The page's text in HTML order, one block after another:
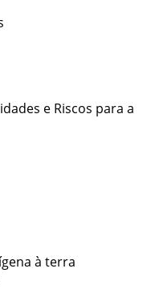
e Riscos para a
à terra